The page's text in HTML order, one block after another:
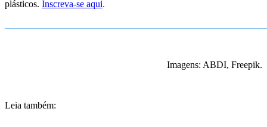
plásticos. Inscreva-se aqui.
Imagens: ABDI, Freepik.
Leia também: